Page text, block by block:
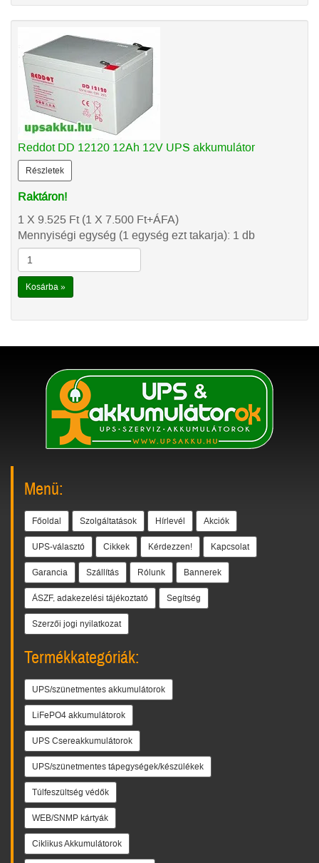
Reddot DD 12120 12Ah 12V UPS akkumulátor
Részletek
Raktáron!
1 X 9.525 Ft(1 X 7.500 Ft+ÁFA)
Mennyiségi egység (1 egység ezt takarja): 1 db
Kosárba »
Menü:
Főoldal Szolgáltatások Hírlevél Akciók
UPS-választó Cikkek Kérdezzen! Kapcsolat
Garancia Szállítás Rólunk Bannerek
ÁSZF, adakezelési tájékoztató Segítség
Szerzői jogi nyilatkozat
Termékkategóriák:
UPS/szünetmentes akkumulátorok
LiFePO4 akkumulátorok
UPS Csereakkumulátorok
UPS/szünetmentes tápegységek/készülékek
Túlfeszültség védők
WEB/SNMP kártyák
Ciklikus Akkumulátorok